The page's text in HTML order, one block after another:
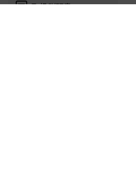
取扱説明書